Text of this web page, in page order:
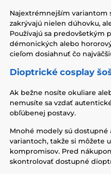
Najextrémnejším variantom
zakrývajú nielen dúhovku,
Používajú sa predovšetkým
démonických alebo
cieľom dosiahnuť čo
Dioptrické cosplay
Ak bežne nosíte okuliare
nemusíte sa vzdať
obľúbenej postavy.
Mnohé modely sú
variantoch, takže si môžete
kompromisov. Pred
skontrolovať dostupné